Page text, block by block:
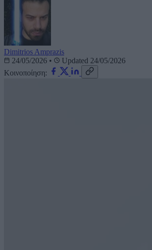
Dimitrios Amprazis
24/05/2026 •
Updated 24/05/2026
Κοινοποίηση: